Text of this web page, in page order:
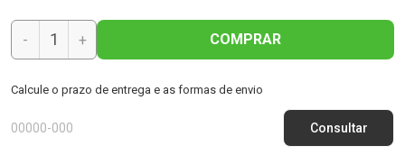
- + COMPRAR
Calcule o prazo de entrega e as formas de envio